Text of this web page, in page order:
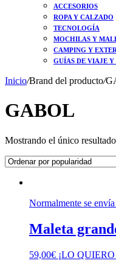
ACCESORIOS
ROPA Y CALZADO
TECNOLOGÍA
MOCHILAS Y
CAMPING Y
GUÍAS DE VIAJE Y
Inicio/Brand del producto/
GABOL
Mostrando el único resultado
Normalmente se
Maleta
59,00€ ¡LO